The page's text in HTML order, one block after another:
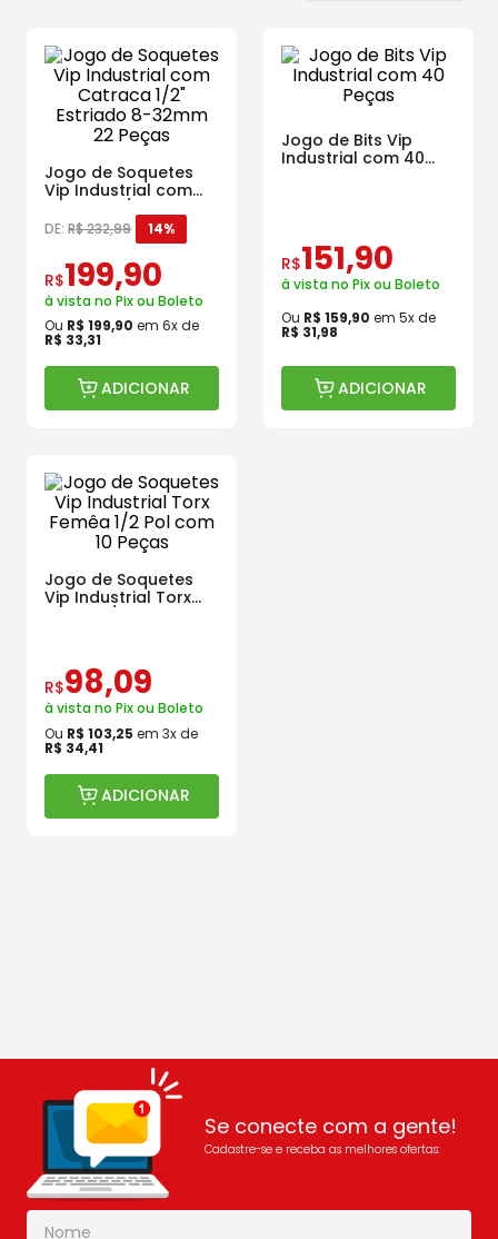
Jogo de Soquetes
Vip Industrial com
Catraca 1/2" Estriado
8-32mm 22 Peças
DE: R$232,99 14%
R$199,90
à vista no Pix ou Boleto
Ou R$ 199,90 em 6x de
R$ 33,31
ADICIONAR
Jogo de Bits Vip
Industrial com 40
R$151,90
à vista no Pix ou Boleto
Ou R$ 159,90 em 5x de
R$ 31,98
ADICIONAR
Jogo de Soquetes
Vip Industrial Torx
R$98,09
à vista no Pix ou Boleto
Ou R$ 103,25 em 3x de
R$ 34,41
ADICIONAR
Se conecte com a gente!
Cadastre-se e receba as melhores ofertas: